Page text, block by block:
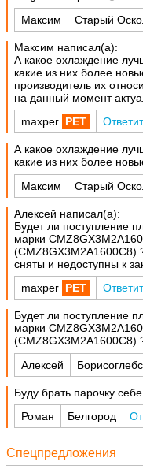
Максим Старый
Максим написал(а):
А какое охлаждение
какие из них более
производитель их
на данный момент
maxper
А какое охлаждение
какие из них более
Максим Старый
Алексей написал(а):
Будет ли поступление
марки
(CMZ8GX3M2A1600C8)
сняты и недоступны к
maxper
Будет ли поступление
марки
(CMZ8GX3M2A1600C8)
Алексей
Буду брать парочку
Роман Белгород
Спецпредложения